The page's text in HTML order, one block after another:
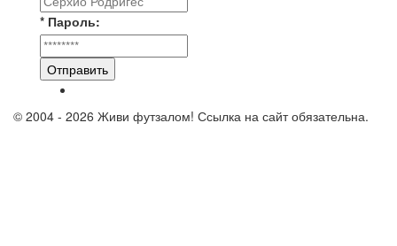
* Пароль:
Отправить
© 2004 - 2026 Живи футзалом! Ссылка на сайт обязательна.